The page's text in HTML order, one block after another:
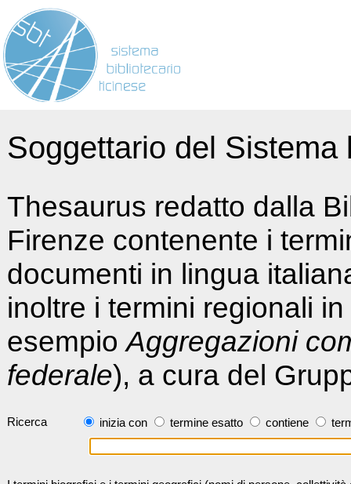
Soggettario del
Thesaurus redatto dalla
Firenze contenente i
documenti in lingua
inoltre i termini regionali
esempioAggregazioni
federale), a cura del
Ricerca inizia con termine esatto contiene